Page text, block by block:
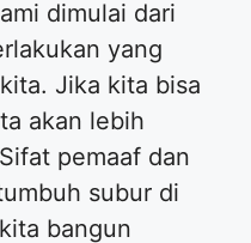
dimulai dari
yang
Jika kita bisa
akan lebih
pemaaf dan
subur di
bangun